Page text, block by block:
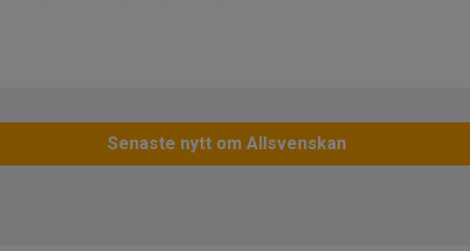
Senaste nytt om Allsvenskan